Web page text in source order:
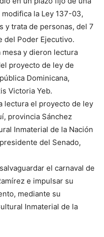
la Ley 137-03,
y trata de personas, del 7
del Poder Ejecutivo.
y dieron lectura
proyecto de ley de
Dominicana,
Victoria Yeb.
lectura el proyecto de ley
provincia Sánchez
Inmaterial de la Nación
del Senado,
el carnaval de
e impulsar su
mediante su
Inmaterial de la